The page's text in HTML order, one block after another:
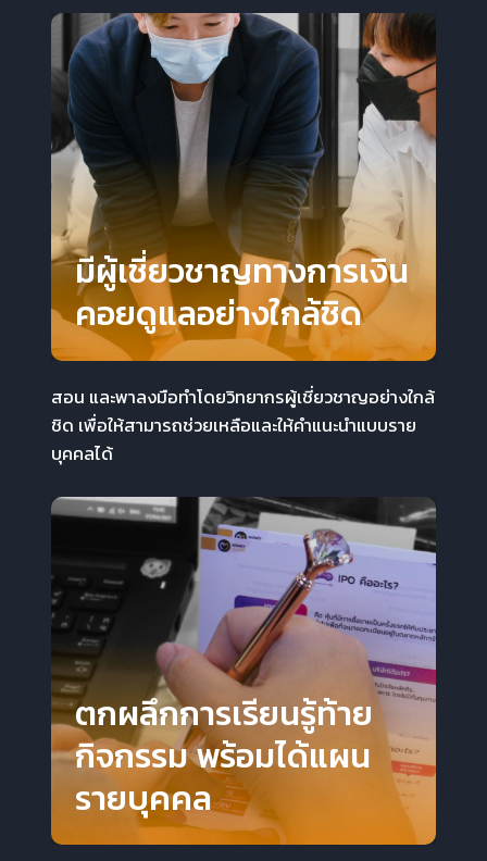
มีผู้เชี่ยวชาญทางการเงิน
คอยดูแลอย่างใกล้ชิด
สอน และพาลงมือทำโดยวิทยากรผู้เชี่ยวชาญอย่างใกล้
ชิด เพื่อให้สามารถช่วยเหลือและให้คำแนะนำแบบราย
บุคคลได้
ตกผลึกการเรียนรู้ท้าย
กิจกรรม พร้อมได้แผน
รายบุคคล